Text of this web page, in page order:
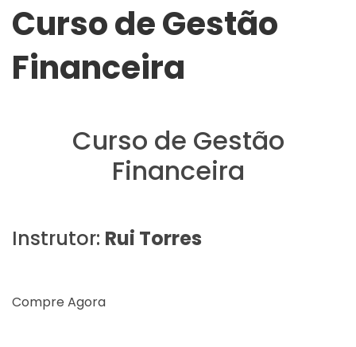
Curso de Gestão
Financeira
Curso de Gestão
Financeira
Instrutor: Rui Torres
Compre Agora